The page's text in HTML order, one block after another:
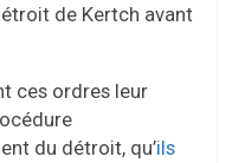
de Kertch avant
ces ordres leur
du détroit, qu’ils